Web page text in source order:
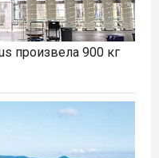
произвела 900 кг